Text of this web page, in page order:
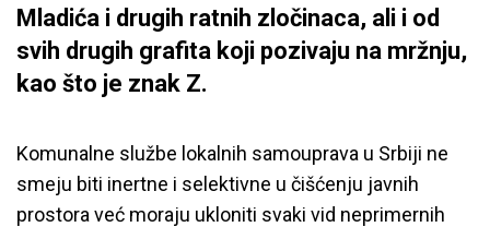
Mladića i drugih ratnih zločinaca, ali i od
svih drugih grafita koji pozivaju na mržnju,
kao što je znak Z.
Komunalne službe lokalnih samouprava u Srbiji ne
smeju biti inertne i selektivne u čišćenju javnih
prostora već moraju ukloniti svaki vid neprimernih